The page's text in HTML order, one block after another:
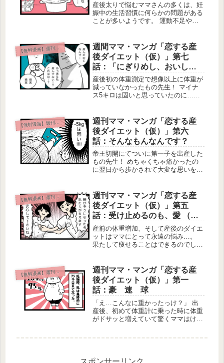
産後太りで悩むママさんの多くは、妊
娠中の生活習慣に何らかの問題がある
ことが多いようです。 運動不足や食
な要因があります。 どうやら、もの
ふみか先生も、とあるものが"つわり
ス...
【無料漫画】週刊ママ・マンガ
週間ママ・マンガ「恋する産
後ダイエット（仮）」第七
話：「にぎりめし、おいしい
です。」
産後初の体重測定で想像以上に体重が
減っていなかったもの先生！ マイナ
ス5キロは固いと思っていたのに…ム
るお話です。 意外な体重推移そして
産後ダイエットに向けたもの先生の不
安...
【無料漫画】週刊ママ・マンガ
週刊ママ・マンガ「恋する産
後ダイエット（仮）」第六
話：そんなもんなんです？
帝王切開にてついに第一子を出産した
もの先生！ めちゃくちゃ痛かったの
に翌日から歩かされて大変な思いをさ
す！ 自分史上初の15キロ増果たした
もの先生、果たして出産によってどれ
く...
【無料漫画】週刊ママ・マンガ
週刊ママ・マンガ「恋する産
後ダイエット（仮）」第五
話：受け止めるのも、愛 （物
理）
産前の体重増加、そして産後のダイエ
ットはママにとって永遠の悩み…。
果たして痩せることはできるのでしょ
赤ちゃんを産んだ後に感じた周囲から
の無償の愛に先生は何を思ったのでし
ょ...
【無料漫画】週刊ママ・マンガ
週刊ママ・マンガ「恋する産
後ダイエット（仮）」第一
話：豪 速 球
「え…こんなに重かったっけ？」 出
産後、初めて体重計に乗った時に体重
がドサッと増えていて驚くママはけっ
スポンサーリンク